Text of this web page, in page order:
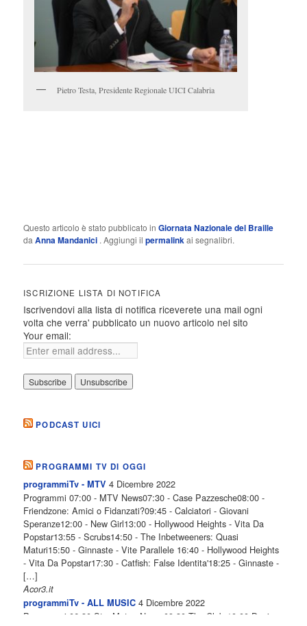
Pietro Testa, Presidente Regionale UICI Calabria
Questo articolo è stato pubblicato inGiornata Nazionale del Braille
daAnna Mandanici . Aggiungi ilpermalinkai segnalibri.
ISCRIZIONE LISTA DI NOTIFICA
Iscrivendovi alla lista di notifica riceverete una mail ogni
volta che verra' pubblicato un nuovo articolo nel sito
Your email:
PODCAST UICI
PROGRAMMI TV DI OGGI
programmiTv - MTV 4 Dicembre 2022
Programmi 07:00 - MTV News07:30 - Case Pazzesche08:00 -
Friendzone: Amici o Fidanzati?09:45 - Calciatori - Giovani
Speranze12:00 - New Girl13:00 - Hollywood Heights - Vita Da
Popstar13:55 - Scrubs14:50 - The Inbetweeners: Quasi
Maturi15:50 - Ginnaste - Vite Parallele 16:40 - Hollywood Heights
- Vita Da Popstar17:30 - Catfish: False Identita'18:25 - Ginnaste -
[…]
Acor3.it
programmiTv - ALL MUSIC 4 Dicembre 2022
Programmi 06.30 Star.Meteo.News 09.30 The Club 10.00 Deejay